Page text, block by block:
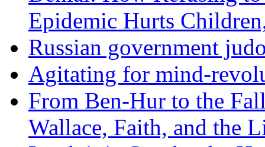
Epidemic Hurts
Russian government
Agitating for mind-
From Ben-Hur to the
Wallace, Faith, and the